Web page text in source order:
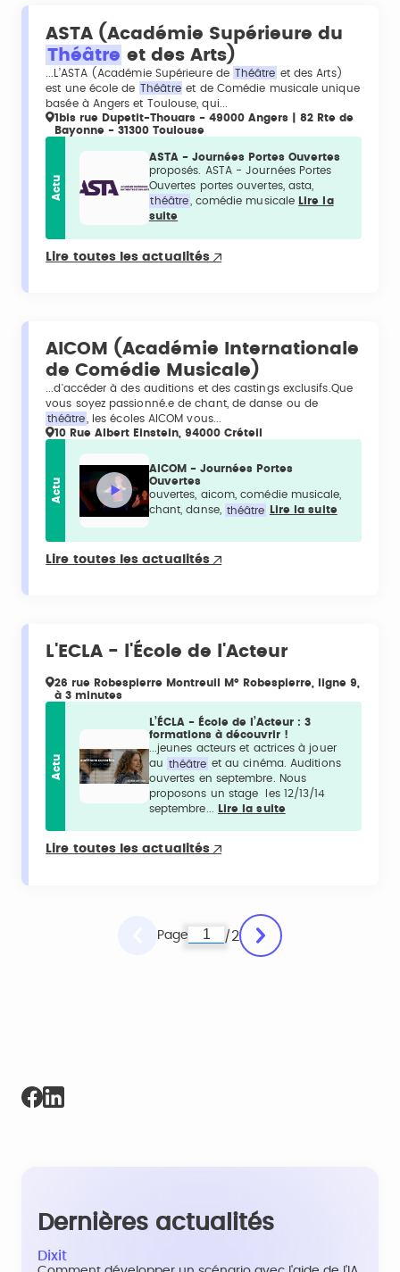
ASTA (Académie Supérieure du
Théâtre et des Arts)
...L’ASTA (Académie Supérieure de Théâtre et des Arts)
est une école de Théâtre et de Comédie musicale unique
basée à Angers et Toulouse, qui...
1bis rue Dupetit-Thouars - 49000 Angers | 82 Rte de
Bayonne - 31300 Toulouse
Actu
ASTA - Journées Portes Ouvertes
proposés. ASTA - Journées Portes
Ouvertes portes ouvertes, asta,
théâtre
, comédie musicale Lire la
suite
Lire toutes les actualités
AICOM (Académie Internationale
de Comédie Musicale)
...d'accéder à des auditions et des castings exclusifs. ​​Que
vous soyez passionné.e de chant, de danse ou de
théâtre
, les écoles AICOM vous...
10 Rue Albert Einstein, 94000 Créteil
Actu
AICOM - Journées Portes
Ouvertes
ouvertes, aicom, comédie musicale,
chant, danse, théâtre Lire la suite
Lire toutes les actualités
L'ECLA - l'École de l'Acteur
26 rue Robespierre Montreuil M° Robespierre, ligne 9,
à 3 minutes
Actu
L’ÉCLA - École de l’Acteur : 3
formations à découvrir !
...jeunes acteurs et actrices à jouer
au théâtre et au cinéma. Auditions
ouvertes en septembre. Nous
proposons un stage les 12/13/14
septembre...
Lire la suite
Lire toutes les actualités
Page / 2
Dernières actualités
Dixit